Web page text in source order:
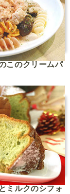
このクリームパ
ミルクのシフォ